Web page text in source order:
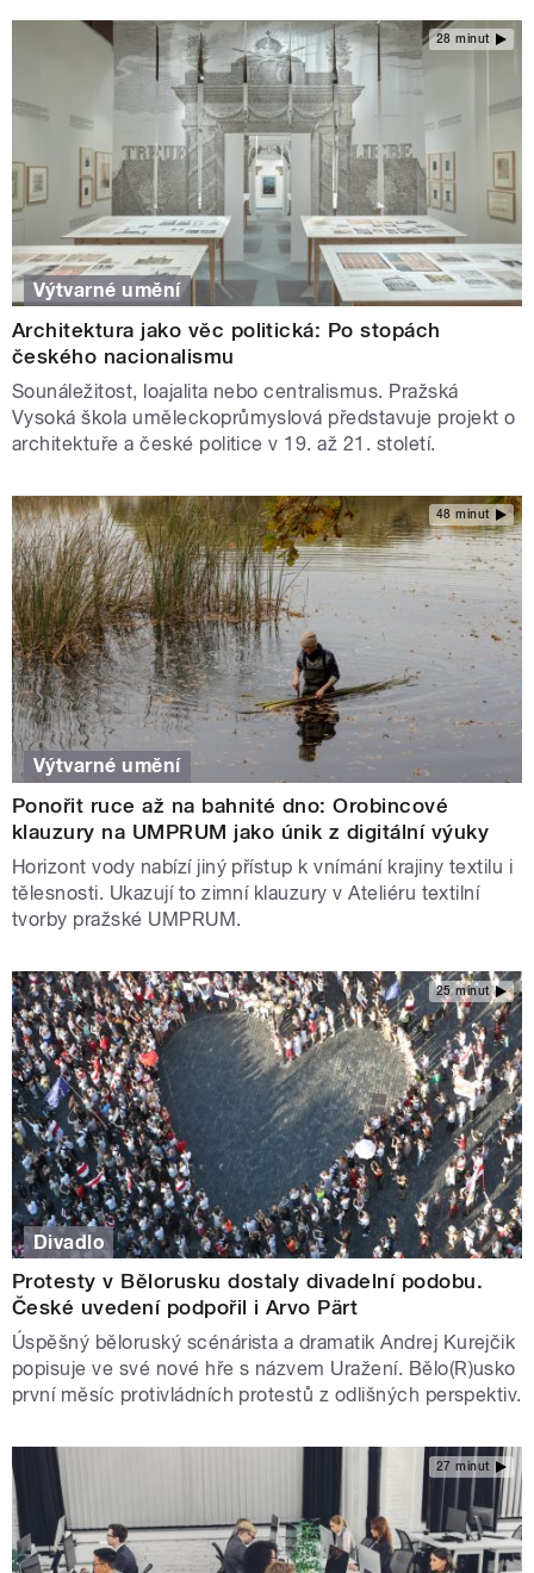
28 minut
Výtvarné umění
Architektura jako věc politická: Po stopách
českého nacionalismu
Sounáležitost, loajalita nebo centralismus. Pražská
Vysoká škola uměleckoprůmyslová představuje projekt o
architektuře a české politice v 19. až 21. století.
48 minut
Výtvarné umění
Ponořit ruce až na bahnité dno: Orobincové
klauzury na UMPRUM jako únik z digitální výuky
Horizont vody nabízí jiný přístup k vnímání krajiny textilu i
tělesnosti. Ukazují to zimní klauzury v Ateliéru textilní
tvorby pražské UMPRUM.
25 minut
Divadlo
Protesty v Bělorusku dostaly divadelní podobu.
České uvedení podpořil i Arvo Pärt
Úspěšný běloruský scénárista a dramatik Andrej Kurejčik
popisuje ve své nové hře s názvem Uražení. Bělo(R)usko
první měsíc protivládních protestů z odlišných perspektiv.
27 minut